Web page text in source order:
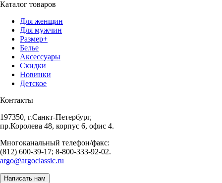
Каталог товаров
Для женщин
Для мужчин
Размер+
Белье
Аксессуары
Скидки
Новинки
Детское
Контакты
197350, г.Санкт-Петербург,
пр.Королева 48, корпус 6, офис 4.
Многоканальный телефон/факс:
(812) 600-39-17; 8-800-333-92-02.
argo@argoclassic.ru
Написать нам